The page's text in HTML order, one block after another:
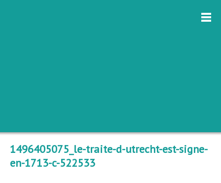
1496405075_le-traite-d-utrecht-est-signe-
en-1713-c-522533